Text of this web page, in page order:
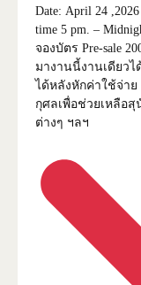
Date: April 24 ,2026
time 5 pm. –
จองบัตร Pre-sale
มางานนี้งานเดียว
ได้หลังหักค่าใช้จ่าย
กุศลเพื่อช่วยเหลือ
ต่างๆ ฯลฯ